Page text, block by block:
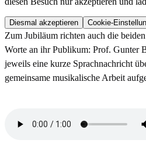
Diesmal akzeptieren Cookie-
Zum Jubiläum richten auch die
Worte an ihr Publikum: Prof. Gunter
jeweils eine kurze Sprachnachricht
gemeinsame musikalische Arbeit